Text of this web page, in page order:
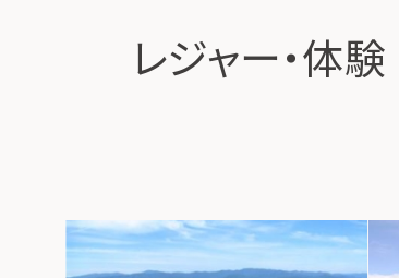
レジャー・体験